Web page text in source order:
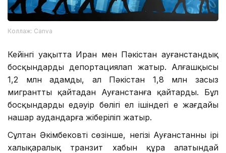
Коллаж: Canva
Кейінгі уақытта Иран мен Пәкістан ауғанстандық
босқындарды депортациялап жатыр. Алғашқысы
1,2 млн адамды, ал Пәкістан 1,8 млн заңсыз
мигрантты қайтадан Ауғанстанға қайтарды. Бұл
босқындардың едәуір бөлігі ел ішіндегі ең жағдайы
нашар аудандарға жіберіліп жатыр.
Сұлтан Әкімбековтің сөзінше, негізі Ауғанстанның ірі
халықаралық транзит хабын құра алатындай